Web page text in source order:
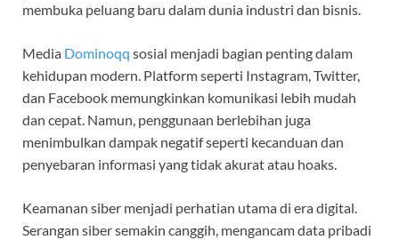
membuka peluang baru dalam dunia industri dan bisnis.
Media Dominoqq sosial menjadi bagian penting dalam
kehidupan modern. Platform seperti Instagram, Twitter,
dan Facebook memungkinkan komunikasi lebih mudah
dan cepat. Namun, penggunaan berlebihan juga
menimbulkan dampak negatif seperti kecanduan dan
penyebaran informasi yang tidak akurat atau hoaks.
Keamanan siber menjadi perhatian utama di era digital.
Serangan siber semakin canggih, mengancam data pribadi